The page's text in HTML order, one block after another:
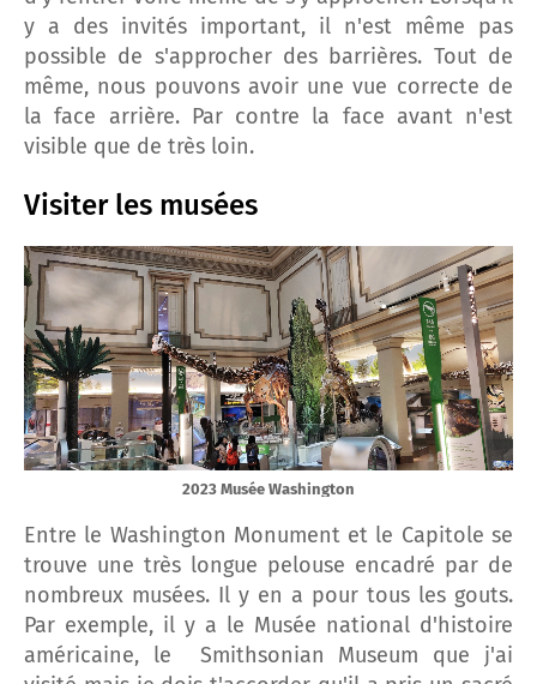
y a des invités important, il n'est même pas
possible de s'approcher des barrières. Tout de
même, nous pouvons avoir une vue correcte de
la face arrière. Par contre la face avant n'est
visible que de très loin.
Visiter les musées
2023 Musée Washington
Entre le Washington Monument et le Capitole se
trouve une très longue pelouse encadré par de
nombreux musées. Il y en a pour tous les gouts.
Par exemple, il y a le Musée national d'histoire
américaine, le Smithsonian Museum que j'ai